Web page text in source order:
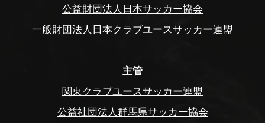
公益財団法人日本サッカー協会
一般財団法人日本クラブユースサッカー連盟
主管
関東クラブユースサッカー連盟
公益社団法人群馬県サッカー協会